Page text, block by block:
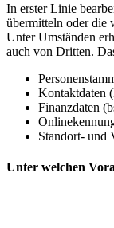
In erster Linie
übermitteln oder die
Unter Umständen
auch von Dritten.
Kontaktdaten
Finanzdaten
Standort- und
Unter welchen